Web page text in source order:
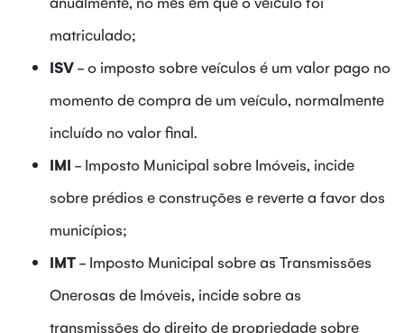
matriculado;
ISV- o imposto sobre veículos é um valor pago no
momento de compra de um veículo, normalmente
incluído no valor final.
IMI - Imposto Municipal sobre Imóveis, incide
sobre prédios e construções e reverte a favor dos
municípios;
IMT- Imposto Municipal sobre as Transmissões
Onerosas de Imóveis, incide sobre as
transmissões do direito de propriedade sobre